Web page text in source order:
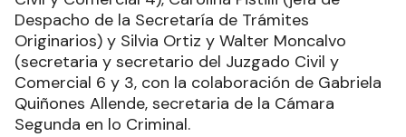
Despacho de la Secretaría de Trámites
Originarios) y Silvia Ortiz y Walter Moncalvo
(secretaria y secretario del Juzgado Civil y
Comercial 6 y 3, con la colaboración de Gabriela
Quiñones Allende, secretaria de la Cámara
Segunda en lo Criminal.